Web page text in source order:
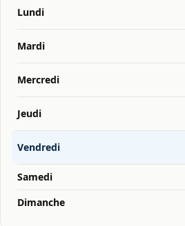
Lundi
Mardi
Mercredi
Jeudi
Vendredi
Samedi
Dimanche